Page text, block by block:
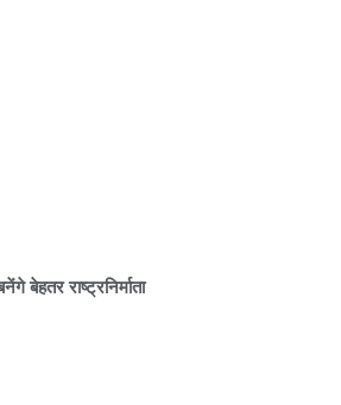
बेहतर राष्ट्रनिर्माता